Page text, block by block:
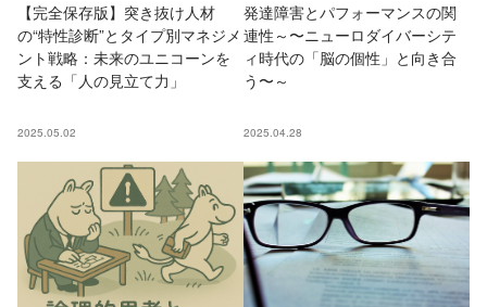
【完全保存版】突き抜け人材
の“特性診断”とタイプ別マネジメ
ント戦略：未来のユニコーンを
支える「人の見立て力」
2025.05.02
発達障害とパフォーマンスの関
連性～〜ニューロダイバーシテ
ィ時代の「脳の個性」と向き合
う〜～
2025.04.28